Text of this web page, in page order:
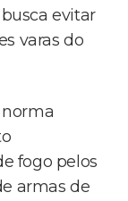
evitar
varas do
fogo pelos
armas de